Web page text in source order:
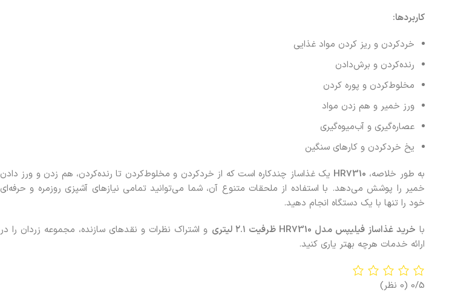
کاربردها:
خردکردن و ریز کردن مواد غذایی
رنده‌کردن و برش‌دادن
مخلوط‌کردن و پوره کردن
ورز خمیر و هم زدن مواد
عصاره‌گیری و آب‌میوه‌گیری
یخ خردکردن و کارهای سنگین
به طور خلاصه، HR7310 یک غذاساز چندکاره است که از خردکردن و مخلوط‌کردن تا رنده‌کردن، هم زدن و ورز دادن
خمیر را پوشش می‌دهد. با استفاده از ملحقات متنوع آن، شما می‌توانید تمامی نیازهای آشپزی روزمره و حرفه‌ای
خود را تنها با یک دستگاه انجام دهید.
با خرید غذاساز فیلیپس مدل ظرفیت ۲.۱ لیتری
و اشتراک نظرات و نقدهای سازنده، مجموعه زردان را در
ارائه خدمات هرچه بهتر یاری کنید.
0/5 (0 نظر)